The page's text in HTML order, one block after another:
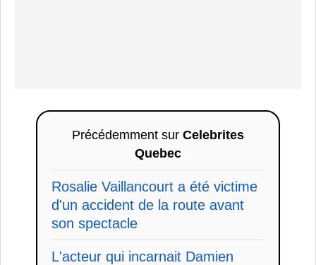
Précédemment sur Celebrites
Quebec
Rosalie Vaillancourt a été victime
d'un accident de la route avant
son spectacle
L'acteur qui incarnait Damien